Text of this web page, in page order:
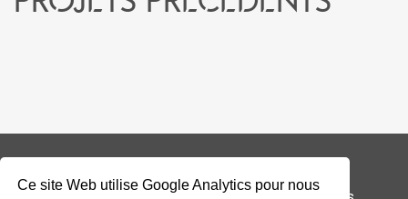
Ce site Web utilise Google Analytics pour nous